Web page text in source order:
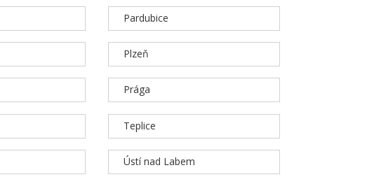
Pardubice
Plzeň
Prága
Teplice
Ústí nad Labem